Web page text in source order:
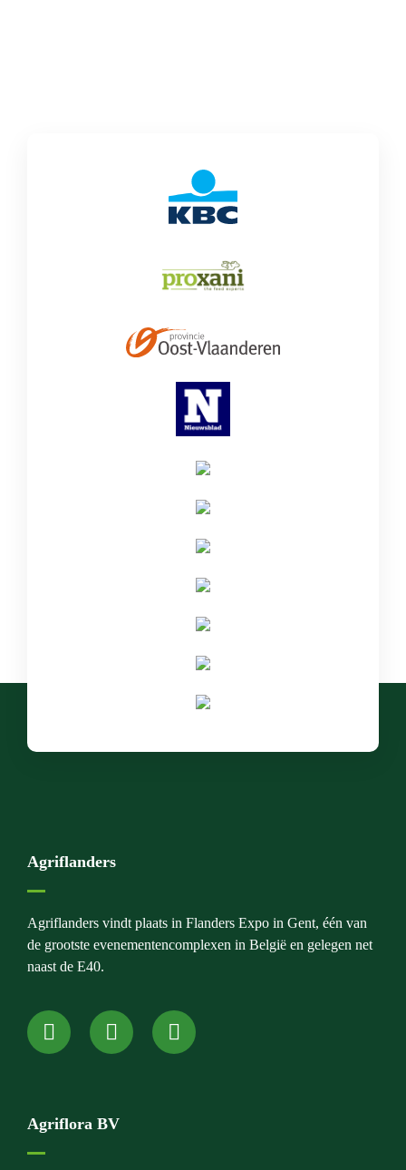
Agriflanders
Agriflanders vindt plaats in Flanders Expo in Gent, één van
de grootste evenementencomplexen in België en gelegen net
naast de E40.
Agriflora BV